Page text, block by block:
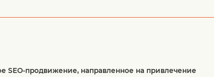
SEO-продвижение, направленное на привлечение